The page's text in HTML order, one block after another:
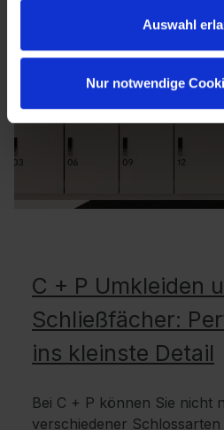
Auswahl
Nur notwendige
C + P Umkleiden
Schließfächer:
ins kleinste Detail
Bei C + P können Sie nicht
verschiedener